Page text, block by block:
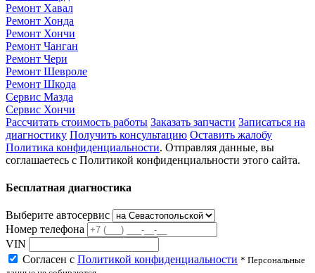
Ремонт Хавал
Ремонт Хонда
Ремонт Хончи
Ремонт Чанган
Ремонт Чери
Ремонт Шевроле
Ремонт Шкода
Сервис Мазда
Сервис Хончи
Рассчитать стоимость работы Заказать запчасти Записаться на
диагностику Получить консультацию Оставить жалобу
Политика конфиденциальности. Отправляя данные, вы
соглашаетесь с Политикой конфиденциальности этого сайта.
Бесплатная диагностика
Выберите автосервис
Номер телефона
VIN
Согласен с Политикой конфиденциальности * Персональные